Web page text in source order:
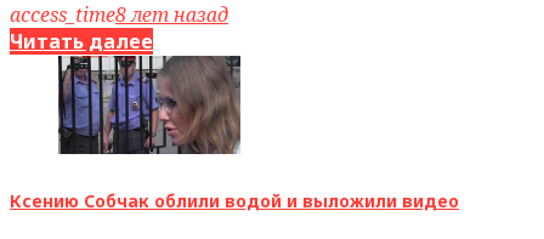
access_time8 лет назад
Читать далее
Ксению Собчак облили водой и выложили видео